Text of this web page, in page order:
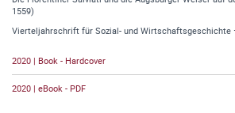
1559)
Vierteljahrschrift für Sozial- und Wirtschaftsgeschichte
2020 | Book - Hardcover
2020 | eBook - PDF